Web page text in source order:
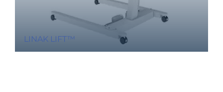
LINAK LIFT™